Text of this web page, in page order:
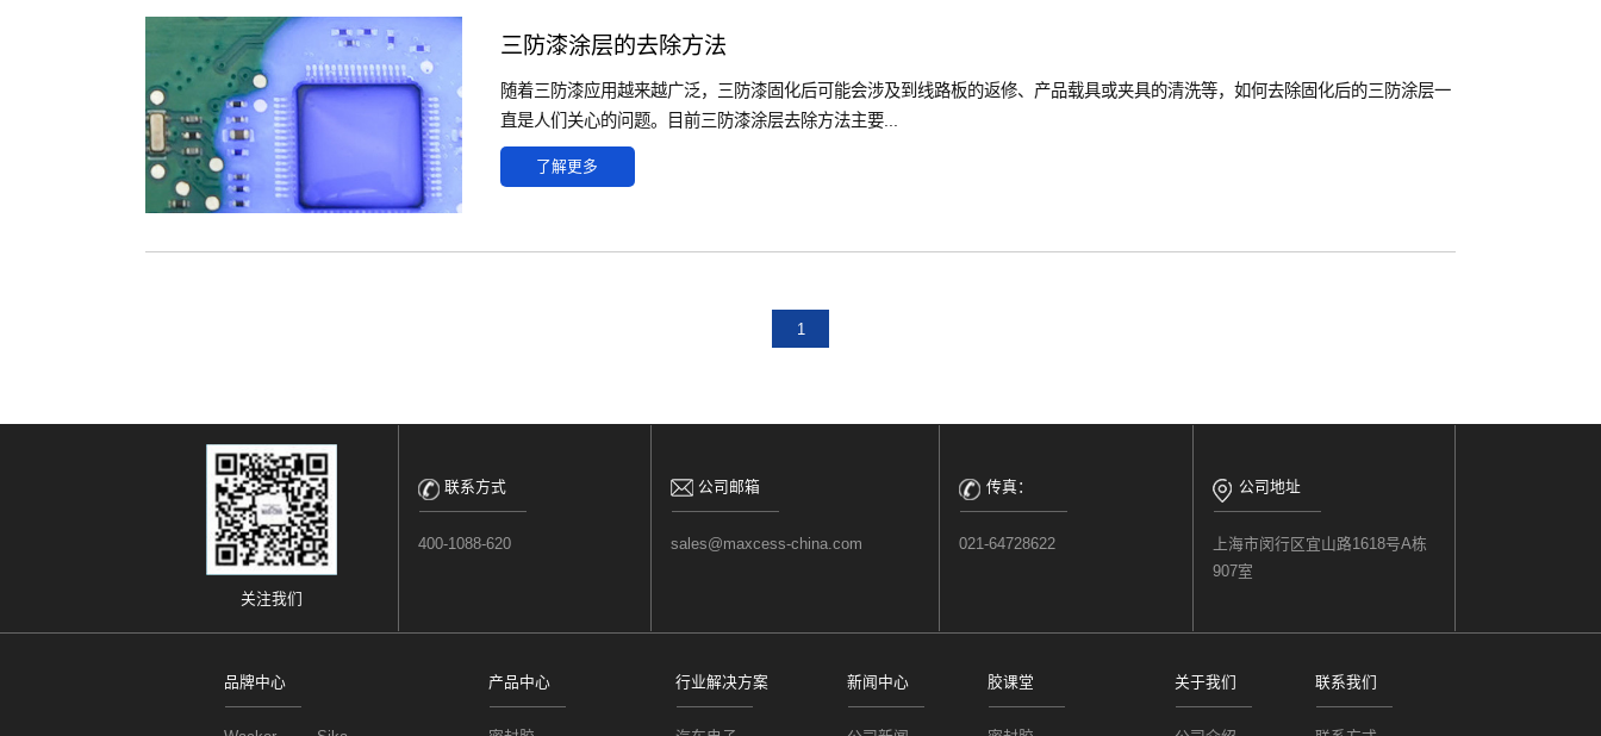
三防漆涂层的去除方法
随着三防漆应用越来越广泛，三防漆固化后可能会涉及到线路板的返修、产品载具或夹具的清洗等，如何去除固化后的三防涂层一
直是人们关心的问题。目前三防漆涂层去除方法主要...
了解更多
1
关注我们
联系方式
400-1088-620
公司邮箱
sales@maxcess-china.com
传真：
021-64728622
公司地址
上海市闵行区宜山路1618号A栋
907室
品牌中心 产品中心 行业解决方案 新闻中心 胶课堂 关于我们 联系我们